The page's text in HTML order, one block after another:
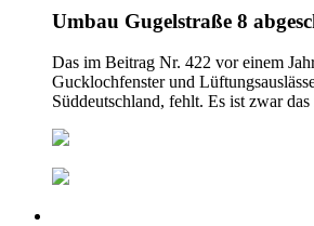
Umbau Gugelstraße 8
Das im Beitrag Nr. 422 vor einem
Gucklochfenster und
Süddeutschland, fehlt. Es ist zwar